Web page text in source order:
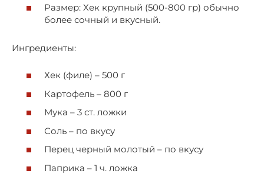
Размер: Хек крупный (500-800 гр) обычно
более сочный и вкусный.
Ингредиенты:
Хек (филе) – 500 г
Картофель – 800 г
Мука – 3 ст. ложки
Соль – по вкусу
Перец черный молотый – по вкусу
Паприка – 1 ч. ложка